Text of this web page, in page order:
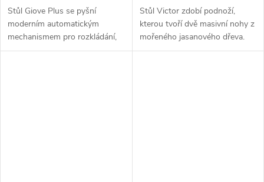
Stůl Giove Plus se pyšní
moderním automatickým
mechanismem pro rozkládání,
který lze aktivovat
Stůl Victor zdobí podnoží,
kterou tvoří dvě masivní nohy z
mořeného jasanového dřeva.
Nohy vytvářejí výrazný prvek a